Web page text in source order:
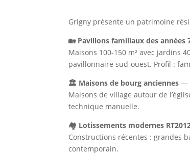
Grigny présente un patrimoine
🏡 Pavillons familiaux des années
Maisons 100-150 m² avec jardins
pavillonnaire sud-ouest. Profil :
🏛️ Maisons de bourg anciennes —
Maisons de village autour de
technique manuelle.
🏘️ Lotissements modernes
Constructions récentes : grandes
contemporain.